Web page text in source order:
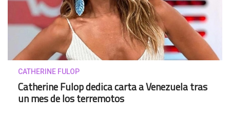
CATHERINE FULOP
Catherine Fulop dedica carta a Venezuela tras
un mes de los terremotos